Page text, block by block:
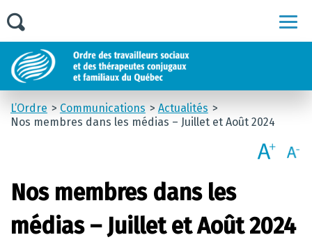
L’Ordre Communications
Actualités
Nos membres dans les médias – Juillet et Août 2024
Nos membres dans les
médias – Juillet et Août 2024